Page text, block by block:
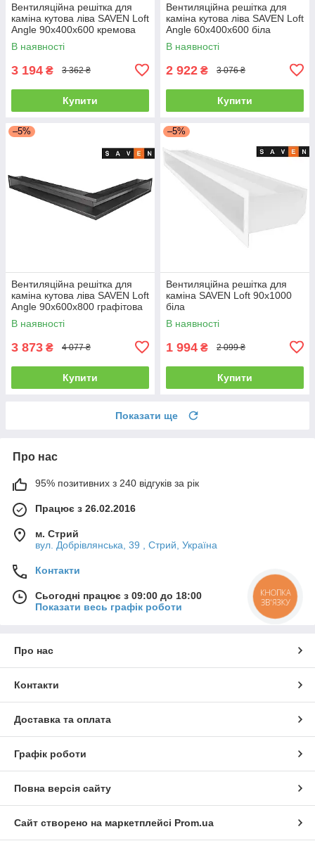
Вентиляційна решітка для
каміна кутова ліва SAVEN Loft
Angle 90х400х600 кремова
В наявності
3 194 ₴ 3 362 ₴
Купити
Вентиляційна решітка для
каміна кутова ліва SAVEN Loft
Angle 60х400х600 біла
В наявності
2 922 ₴ 3 076 ₴
Купити
–5%
Вентиляційна решітка для
каміна кутова ліва SAVEN Loft
Angle 90х600х800 графітова
В наявності
3 873 ₴ 4 077 ₴
Купити
–5%
Вентиляційна решітка для
каміна SAVEN Loft 90х1000
біла
В наявності
1 994 ₴ 2 099 ₴
Купити
Показати ще
Про нас
95% позитивних з 240 відгуків за рік
Працює з 26.02.2016
м. Стрий
вул. Добрівлянська, 39 , Стрий, Україна
Контакти
Сьогодні працює з 09:00 до 18:00
Показати весь графік роботи
Про нас
Контакти
Доставка та оплата
Графік роботи
Повна версія сайту
Сайт створено на маркетплейсі Prom.ua
КНОПКА
ЗВ'ЯЗКУ